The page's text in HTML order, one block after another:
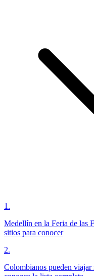
1 .
Medellín en la Feria de las
sitios para conocer
2.
Colombianos pueden viajar